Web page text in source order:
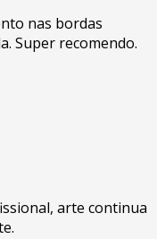
nas bordas
Super recomendo.
arte continua